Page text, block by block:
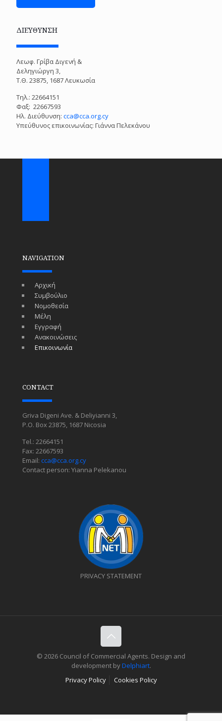
ΔΙΕΥΘΥΝΣΗ
Λεωφ. Γρίβα Διγενή &
Δεληγιώργη 3,
Τ.Θ. 23875, 1687 Λευκωσία
Tηλ.: 22664151
Φαξ: 22667593
Ηλ. Διεύθυνση: cca@cca.org.cy
Υπεύθυνος επικοινωνίας: Γιάννα Πελεκάνου
NAVIGATION
Αρχική
Συμβούλιο
Νομοθεσία
Μέλη
Εγγραφή
Ανακοινώσεις
Επικοινωνία
CONTACT
Griva Digeni Ave. & Deliyianni 3,
P.O. Box 23875, 1687 Nicosia
Tel.: 22664151
Fax: 22667593
Email: cca@cca.org.cy
Contact person: Yianna Pelekanou
PRIVACY STATEMENT
© 2026 Council of Commercial Agents. Design and
development byDelphiart.
Privacy Policy
Cookies Policy